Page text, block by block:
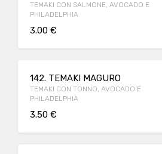
TEMAKI CON SALMONE, AVOCADO E
PHILADELPHIA
3.00 €
142. TEMAKI MAGURO
TEMAKI CON TONNO, AVOCADO E
PHILADELPHIA
3.50 €